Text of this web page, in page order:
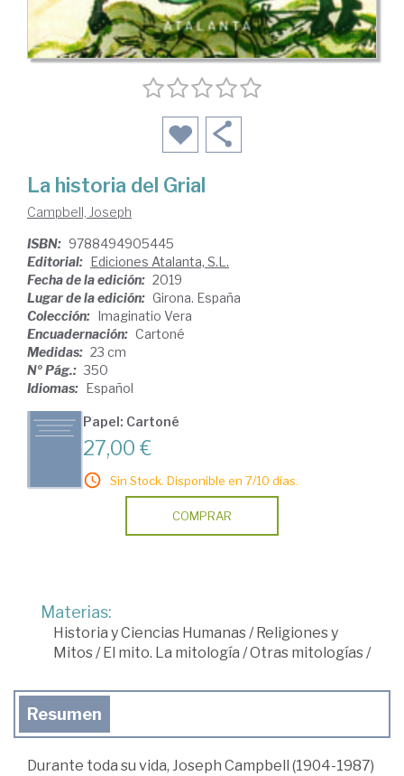
La historia del Grial
Campbell, Joseph
ISBN: 9788494905445
Editorial: Ediciones Atalanta, S.L.
Fecha de la edición: 2019
Lugar de la edición: Girona. España
Colección: Imaginatio Vera
Encuadernación: Cartoné
Medidas: 23 cm
Nº Pág.: 350
Idiomas: Español
Papel: Cartoné
27,00 €
Sin Stock. Disponible en 7/10 días.
COMPRAR
Materias:
Historia y Ciencias Humanas/Religiones y
Mitos/El mito. La mitología /Otras mitologías/
Resumen
Durante toda su vida, Joseph Campbell (1904-1987)